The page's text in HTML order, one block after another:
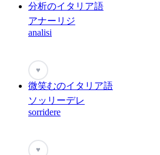
分析のイタリア語
アナーリジ
analisi
♥
微笑むのイタリア語
ソッリーデレ
sorridere
♥